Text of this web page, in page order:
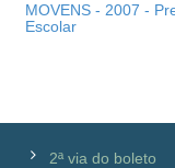
MOVENS - 2007 -
Escolar
2ª via do boleto